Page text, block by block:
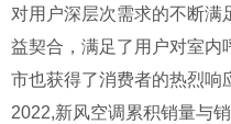
对用户深层次需求的不断满
益契合，满足了用户对室内
市也获得了消费者的热烈响
2022,新风空调累积销量与